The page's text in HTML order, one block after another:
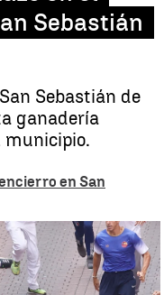
Sebastián
Sebastián de
ganadería
municipio.
en San
de los Reyes 2024 |EFE